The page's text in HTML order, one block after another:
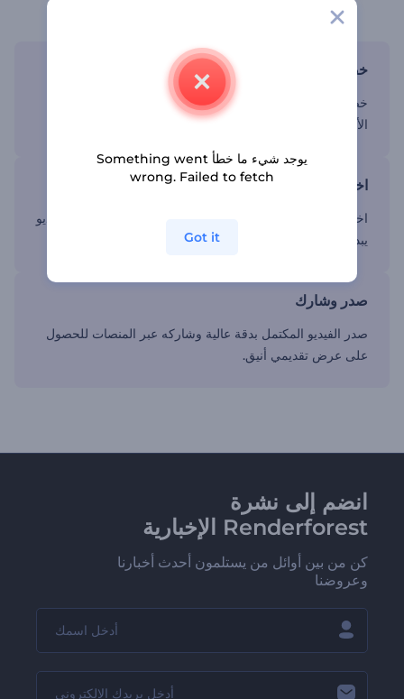
خصص قالب فيديو المنتج الخاص بك بسهولة
خصص فيديوك ليتناسب مع أسلوب علامتك التجارية بتعديل
الألوان والنصوص والعناصر البصرية في دقائق.
اختر من بين آلاف القوالب
اختر من بين آلاف القوالب المصممة بواسطة خبراء وأنشئ فيديو
يبدو احترافيًا دون بذل جهد كبير.
صدر وشارك
صدر الفيديو المكتمل بدقة عالية وشاركه عبر المنصات للحصول
على عرض تقديمي أنيق.
انضم إلى نشرة
Renderforest الإخبارية
كن من بين أوائل من يستلمون أحدث أخبارنا
وعروضنا
يوجد شيء ما خطأ Something went
wrong. Failed to fetch
Got it